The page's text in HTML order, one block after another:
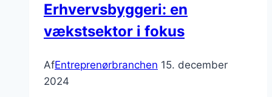
Erhvervsbyggeri: en
vækstsektor i fokus
AfEntreprenørbranchen 15. december
2024